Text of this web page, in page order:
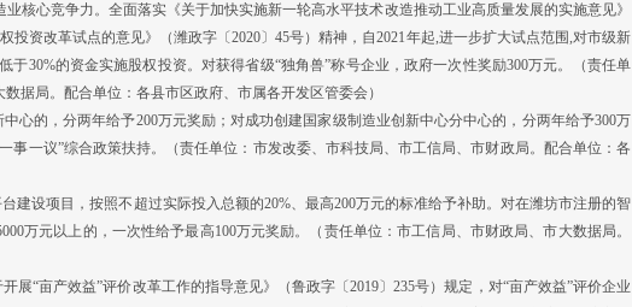
核心竞争力。全面落实《关于加快实施新一轮高水平技术改造推动工业高质量发展的实施意见》
投资改革试点的意见》（潍政字〔2020〕45号）精神，自2021年起,进一步扩大试点范围,对市级新
30%的资金实施股权投资。对获得省级“独角兽”称号企业，政府一次性奖励300万元。（责任单
据局。配合单位：各县市区政府、市属各开发区管委会）
的，分两年给予200万元奖励；对成功创建国家级制造业创新中心分中心的，分两年给予300万
事一议”综合政策扶持。（责任单位：市发改委、市科技局、市工信局、市财政局。配合单位：各
设项目，按照不超过实际投入总额的20%、最高200万元的标准给予补助。对在潍坊市注册的智
万元以上的，一次性给予最高100万元奖励。（责任单位：市工信局、市财政局、市大数据局。
“亩产效益”评价改革工作的指导意见》（鲁政字〔2019〕235号）规定，对“亩产效益”评价企业